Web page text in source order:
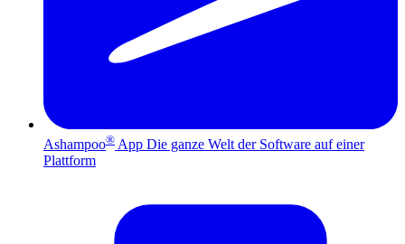
Ashampoo® App Die ganze Welt der Software auf einer
Plattform